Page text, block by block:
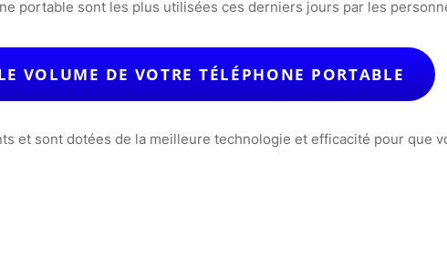
portable sont les plus utilisées ces derniers jours par les
VOLUME DE VOTRE TÉLÉPHONE PORTABLE
et sont dotées de la meilleure technologie et efficacité pour que